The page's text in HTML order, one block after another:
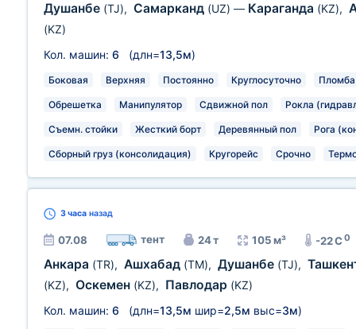
Душанбе (TJ), Самарканд (UZ) — Караганда (KZ),
(KZ)
Кол. машин: 6 (длн=13,5м)
Боковая Верхняя Постоянно Круглосуточно Пломба
Обрешетка Манипулятор Сдвижной пол Рокла
Съемн. стойки Жесткий борт Деревянный пол Рога
Сборный груз (консолидация) Кругорейс Срочно
3 часа назад
07.08 тент 24 т 105 м³ -22 C0
Анкара (TR), Ашхабад (TM), Душанбе (TJ),
(KZ), Оскемен (KZ), Павлодар (KZ)
Кол. машин: 6 (длн=13,5м шир=2,5м выс=3м)